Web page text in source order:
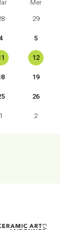
Mer
29
5
12
19
26
1 2